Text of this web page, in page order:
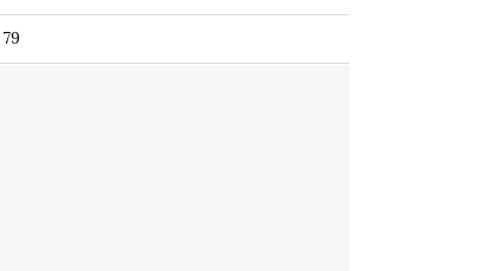
79